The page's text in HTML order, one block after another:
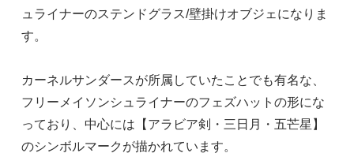
ュライナーのステンドグラス/壁掛けオブジェになりま
す。
カーネルサンダースが所属していたことでも有名な、
フリーメイソンシュライナーのフェズハットの形にな
っており、中心には【アラビア剣・三日月・五芒星】
のシンボルマークが描かれています。